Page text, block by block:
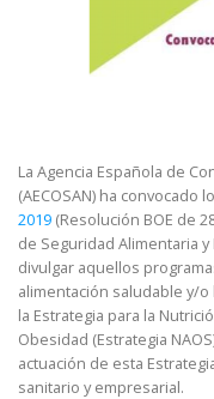
La Agencia Española de
(AECOSAN) ha convocado
2019 (Resolución BOE de
de Seguridad Alimentaria
divulgar aquellos
alimentación saludable y/
la Estrategia para la
Obesidad (Estrategia
actuación de esta
sanitario y empresarial.